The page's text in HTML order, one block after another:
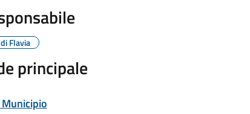
Flavia
principale